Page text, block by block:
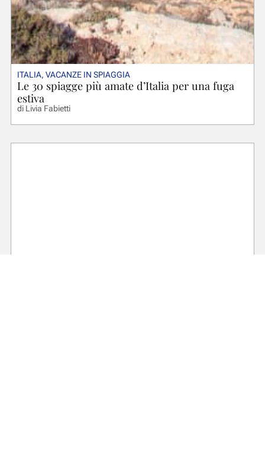
ITALIA, VACANZE IN SPIAGGIA
Le 30 spiagge più amate d’Italia per una fuga
estiva
diLivia Fabietti